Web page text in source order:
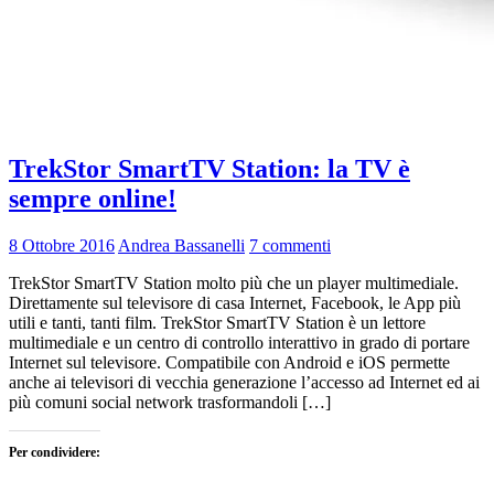
TrekStor SmartTV Station: la TV è
sempre online!
8 Ottobre 2016 Andrea Bassanelli 7 commenti
TrekStor SmartTV Station molto più che un player multimediale.
Direttamente sul televisore di casa Internet, Facebook, le App più
utili e tanti, tanti film. TrekStor SmartTV Station è un lettore
multimediale e un centro di controllo interattivo in grado di portare
Internet sul televisore. Compatibile con Android e iOS permette
anche ai televisori di vecchia generazione l’accesso ad Internet ed ai
più comuni social network trasformandoli […]
Per condividere: